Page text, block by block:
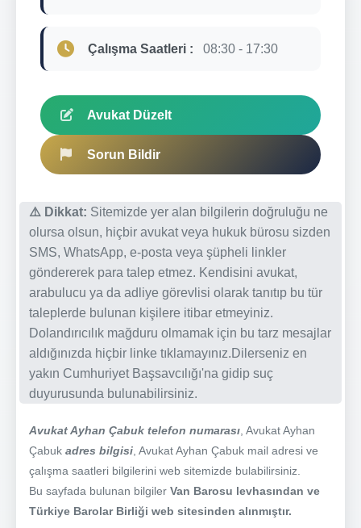
Çalışma Saatleri : 08:30 - 17:30
Avukat Düzelt
Sorun Bildir
⚠️ Dikkat: Sitemizde yer alan bilgilerin doğruluğu ne
olursa olsun, hiçbir avukat veya hukuk bürosu sizden
SMS, WhatsApp, e-posta veya şüpheli linkler
göndererek para talep etmez. Kendisini avukat,
arabulucu ya da adliye görevlisi olarak tanıtıp bu tür
taleplerde bulunan kişilere itibar etmeyiniz.
Dolandırıcılık mağduru olmamak için bu tarz mesajlar
aldığınızda hiçbir linke tıklamayınız.Dilerseniz en
yakın Cumhuriyet Başsavcılığı'na gidip suç
duyurusunda bulunabilirsiniz.
Avukat Ayhan Çabuk telefon numarası , Avukat Ayhan
Çabuk adres bilgisi , Avukat Ayhan Çabuk mail adresi ve
çalışma saatleri bilgilerini web sitemizde bulabilirsiniz.
Bu sayfada bulunan bilgiler Van Barosu levhasından ve
Türkiye Barolar Birliği web sitesinden alınmıştır.